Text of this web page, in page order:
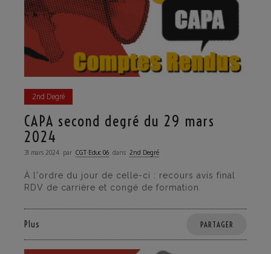
2nd Degré
CAPA second degré du 29 mars
2024
31 mars 2024 par CGT·Educ 06 dans 2nd Degré
À l'ordre du jour de celle-ci : recours avis final
RDV de carrière et congé de formation.
Plus PARTAGER